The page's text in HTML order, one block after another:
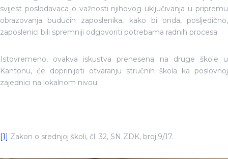
svijest poslodavaca o važnosti njihovog uključivanja u pripremu
obrazovanja budućih zaposlenika, kako bi onda, posljedično,
zaposlenici bili spremniji odgovoriti potrebama radnih procesa.
Istovremeno, ovakva iskustva prenesena na druge škole u
Kantonu, će doprinijeti otvaranju stručnih škola ka poslovnoj
zajednici na lokalnom nivou.
[1] Zakon o srednjoj školi, čl. 32, SN ZDK, broj:9/17.